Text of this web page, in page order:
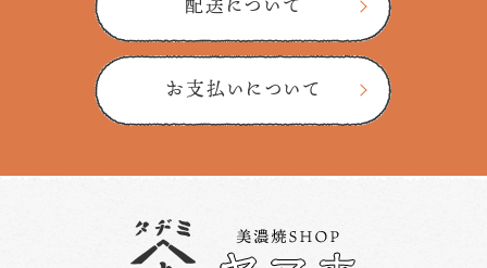
お支払いについて